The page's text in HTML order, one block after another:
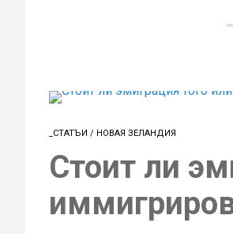
_СТАТЪИ / НОВАЯ ЗЕЛАНДИЯ
Стоит ли